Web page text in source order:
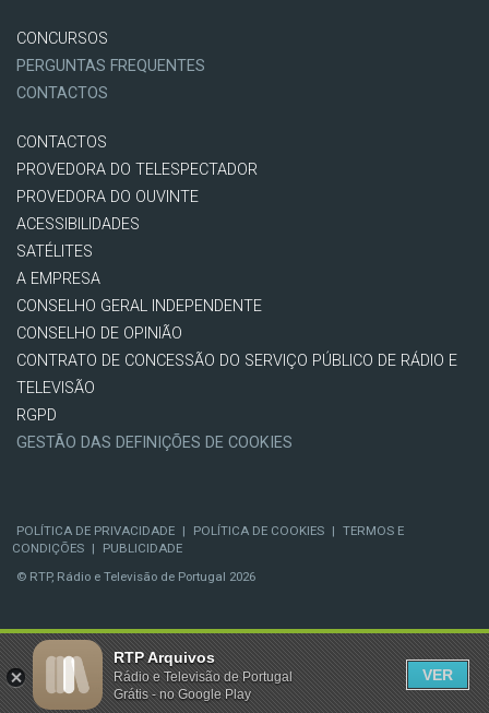
CONCURSOS
PERGUNTAS FREQUENTES
CONTACTOS
CONTACTOS
PROVEDORA DO TELESPECTADOR
PROVEDORA DO OUVINTE
ACESSIBILIDADES
SATÉLITES
A EMPRESA
CONSELHO GERAL INDEPENDENTE
CONSELHO DE OPINIÃO
CONTRATO DE CONCESSÃO DO SERVIÇO PÚBLICO DE RÁDIO E
TELEVISÃO
RGPD
GESTÃO DAS DEFINIÇÕES DE COOKIES
POLÍTICA DE PRIVACIDADE | POLÍTICA DE COOKIES | TERMOS E
CONDIÇÕES |
PUBLICIDADE
© RTP, Rádio e Televisão de Portugal 2026
RTP Arquivos
Rádio e Televisão de Portugal
Grátis - no Google Play
VER